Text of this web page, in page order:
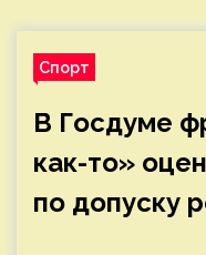
Спорт
В Госдуме
как-то»
по допуску